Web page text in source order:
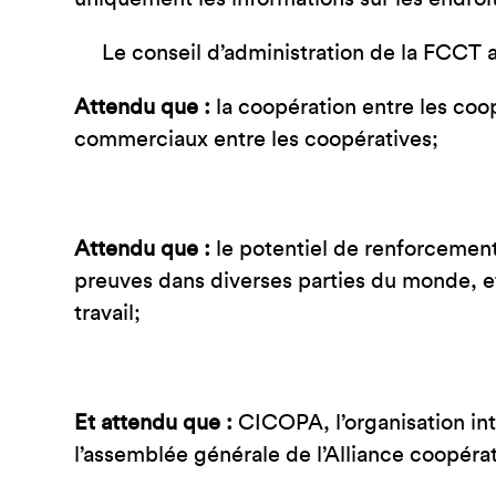
Le conseil d’administration de la FCCT
Attendu que : la coopération entre les
commerciaux entre les coopératives;
Attendu que : le potentiel de
preuves dans diverses parties du monde,
travail;
Et attendu que : CICOPA, l’organisation
l’assemblée générale de l’Alliance